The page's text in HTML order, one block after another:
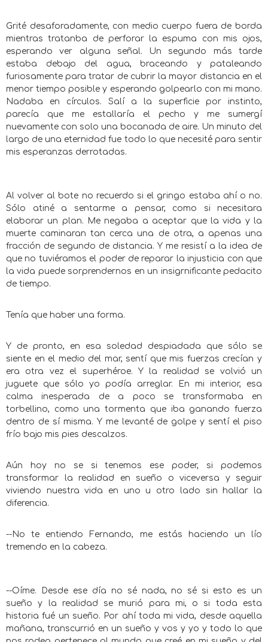
Grité desaforadamente, con medio cuerpo fuera de borda
mientras tratanba de perforar la espuma con mis ojos,
esperando ver alguna señal. Un segundo más tarde
estaba debajo del agua, braceando y pataleando
furiosamente para tratar de cubrir la mayor distancia en el
menor tiempo posible y esperando golpearlo con mi mano.
Nadaba en círculos. Salí a la superficie por instinto,
parecía que me estallaría el pecho y me sumergí
nuevamente con solo una bocanada de aire. Un minuto del
largo de una eternidad fue todo lo que necesité para sentir
mis esperanzas derrotadas.
Al volver al bote no recuerdo si el gringo estaba ahí o no.
Sólo atiné a sentarme a pensar, como si necesitara
elaborar un plan. Me negaba a aceptar que la vida y la
muerte caminaran tan cerca una de otra, a apenas una
fracción de segundo de distancia. Y me resistí a la idea de
que no tuviéramos el poder de reparar la injusticia con que
la vida puede sorprendernos en un insigrnificante pedacito
de tiempo.
Tenía que haber una forma.
Y de pronto, en esa soledad despiadada que sólo se
siente en el medio del mar, sentí que mis fuerzas crecían y
era otra vez el superhéroe. Y la realidad se volvió un
juguete que sólo yo podía arreglar. En mi interior, esa
calma inesperada de a poco se transformaba en
torbellino, como una tormenta que iba ganando fuerza
dentro de sí misma. Y me levanté de golpe y sentí el piso
frío bajo mis pies descalzos.
Aún hoy no se si tenemos ese poder, si podemos
transformar la realidad en sueño o viceversa y seguir
viviendo nuestra vida en uno u otro lado sin hallar la
diferencia.
--No te entiendo Fernando, me estás haciendo un lío
tremendo en la cabeza.
--Oíme. Desde ese día no sé nada, no sé si esto es un
sueño y la realidad se murió para mi, o si toda esta
historia fué un sueño. Por ahí toda mi vida, desde aquella
mañana, transcurrió en un sueño y vos y yo y todo lo que